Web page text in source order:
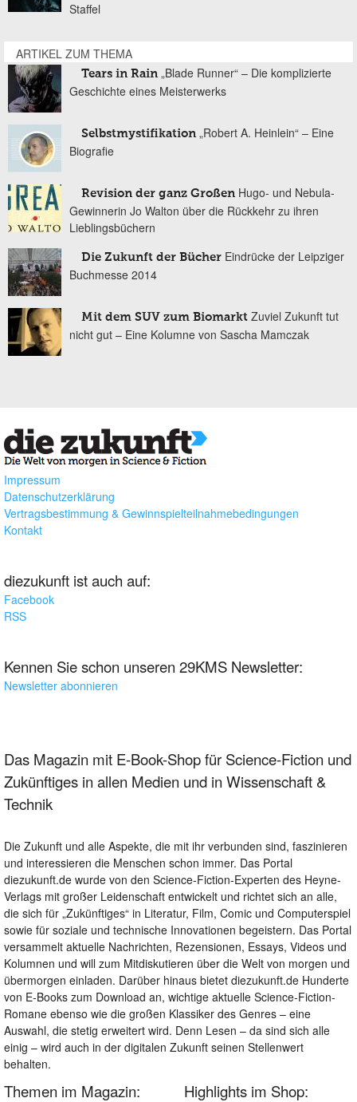
Staffel
ARTIKEL ZUM THEMA
Tears in Rain „Blade Runner“ – Die komplizierte
Geschichte eines Meisterwerks
Selbstmystifikation „Robert A. Heinlein“ – Eine
Biografie
Revision der ganz Großen Hugo- und Nebula-
Gewinnerin Jo Walton über die Rückkehr zu ihren
Lieblingsbüchern
Die Zukunft der Bücher Eindrücke der Leipziger
Buchmesse 2014
Mit dem SUV zum Biomarkt Zuviel Zukunft tut
nicht gut – Eine Kolumne von Sascha Mamczak
Impressum
Datenschutzerklärung
Vertragsbestimmung & Gewinnspielteilnahmebedingungen
Kontakt
diezukunft ist auch auf:
Facebook
RSS
Kennen Sie schon unseren 29KMS Newsletter:
Newsletter abonnieren
Das Magazin mit E-Book-Shop für Science-Fiction und
Zukünftiges in allen Medien und in Wissenschaft &
Technik
Die Zukunft und alle Aspekte, die mit ihr verbunden sind, faszinieren
und interessieren die Menschen schon immer. Das Portal
diezukunft.de wurde von den Science-Fiction-Experten des Heyne-
Verlags mit großer Leidenschaft entwickelt und richtet sich an alle,
die sich für „Zukünftiges“ in Literatur, Film, Comic und Computerspiel
sowie für soziale und technische Innovationen begeistern. Das Portal
versammelt aktuelle Nachrichten, Rezensionen, Essays, Videos und
Kolumnen und will zum Mitdiskutieren über die Welt von morgen und
übermorgen einladen. Darüber hinaus bietet diezukunft.de Hunderte
von E-Books zum Download an, wichtige aktuelle Science-Fiction-
Romane ebenso wie die großen Klassiker des Genres – eine
Auswahl, die stetig erweitert wird. Denn Lesen – da sind sich alle
einig – wird auch in der digitalen Zukunft seinen Stellenwert
behalten.
Themen im Magazin: Highlights im Shop: